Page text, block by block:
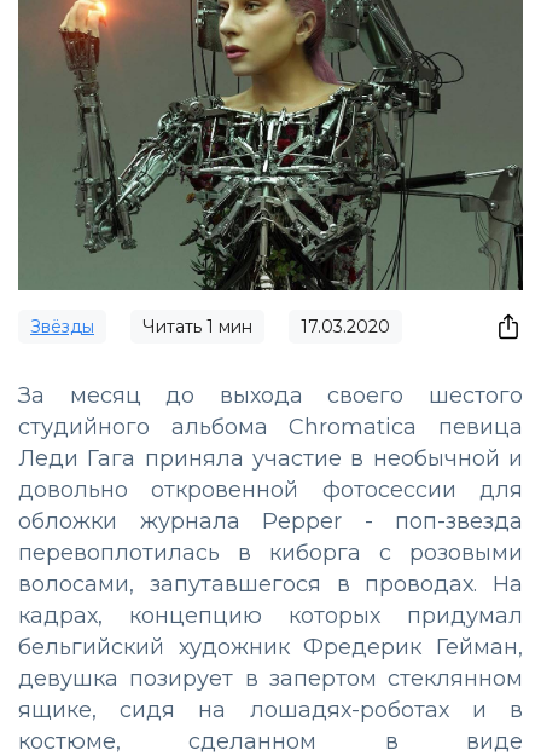
Звёзды Читать 1 мин 17.03.2020
За месяц до выхода своего шестого
студийного альбома Chromatica певица
Леди Гага приняла участие в необычной и
довольно откровенной фотосессии для
обложки журнала Pepper - поп-звезда
перевоплотилась в киборга с розовыми
волосами, запутавшегося в проводах. На
кадрах, концепцию которых придумал
бельгийский художник Фредерик Гейман,
девушка позирует в запертом стеклянном
ящике, сидя на лошадях-роботах и в
костюме, сделанном в виде